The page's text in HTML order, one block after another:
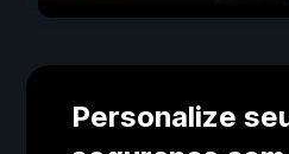
Personalize